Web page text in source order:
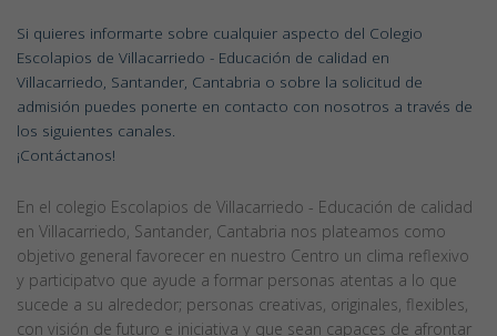
Si quieres informarte sobre cualquier aspecto del Colegio
Escolapios de Villacarriedo - Educación de calidad en
Villacarriedo, Santander, Cantabria o sobre la solicitud de
admisión puedes ponerte en contacto con nosotros a través de
los siguientes canales.
¡Contáctanos!
En el colegio Escolapios de Villacarriedo - Educación de calidad
en Villacarriedo, Santander, Cantabria nos plateamos como
objetivo general favorecer en nuestro Centro un clima reflexivo
y participatvo que ayude a formar personas atentas a lo que
sucede a su alrededor; personas creativas, originales, flexibles,
con visión de futuro e iniciativa y que sean capaces de afrontar